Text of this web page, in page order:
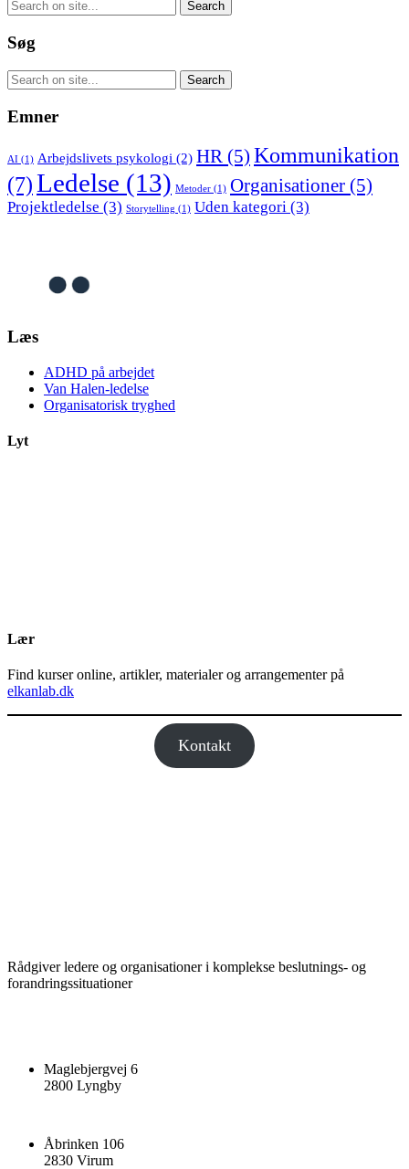
Søg
Emner
AI (1) Arbejdslivets psykologi (2) HR (5) Kommunikation
(7)Ledelse (13) Metoder (1) Organisationer (5)
Projektledelse (3) Storytelling (1) Uden kategori (3)
Læs
ADHD på arbejdet
Van Halen-ledelse
Organisatorisk tryghed
Lyt
Lær
Find kurser online, artikler, materialer og arrangementer på
elkanlab.dk
Kontakt
Rådgiver ledere og organisationer i komplekse beslutnings- og
forandringssituationer
Maglebjergvej 6
2800 Lyngby
Åbrinken 106
2830 Virum